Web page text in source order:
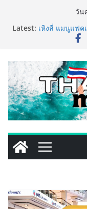
วัน
Latest: ททท. ประกาศ
5 ผนึก 9 พันธ
แห่งใหม่ในชล
ออกเฉียงใต้ เ
TECNO ประก
แฟชั่นไอเท็ม เ
MRT วาง
PIPPER
เลียขนได้ ปลอ
เริ่มแล้ว! อ.ต.ก
ไทย สู่ใจกลาง